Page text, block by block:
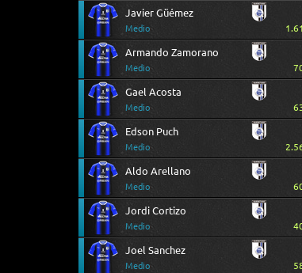
Javier Güémez
Medio
Armando Zamorano
Medio
Gael Acosta
Medio
Edson Puch
Medio
Aldo Arellano
Medio
Jordi Cortizo
Medio
Joel Sanchez
Medio